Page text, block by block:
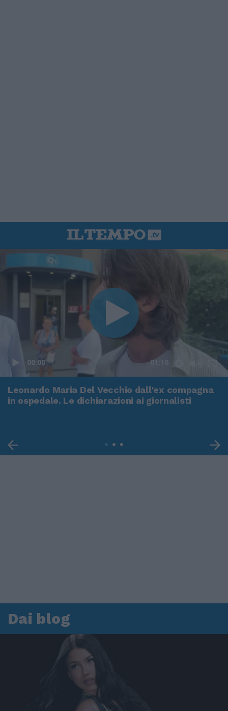
00:00 01:16
Leonardo Maria Del Vecchio dall'ex compagna
in ospedale. Le dichiarazioni ai giornalisti
Dai blog